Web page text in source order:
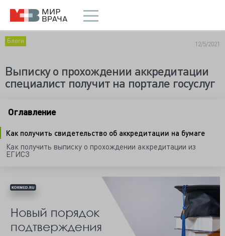
Блоги 12/5/2021
Выписку о прохождении аккредитации
специалист получит на портале госуслуг
Оглавление
Как получить свидетельство об аккредитации на бумаге
Как получить выписку о прохождении аккредитации из
ЕГИСЗ